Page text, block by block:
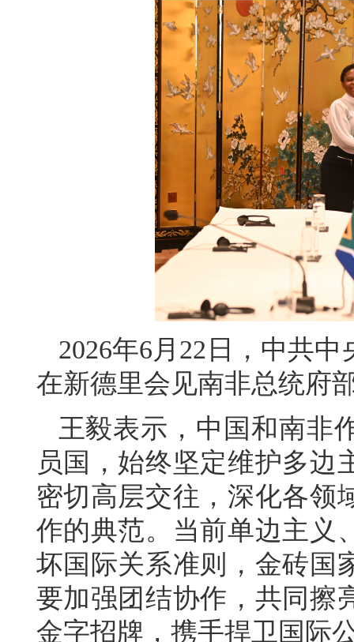
2026年6月22日，中共
在新德里会见南非总统府
王毅表示，中国和南非
员国，始终坚定维护多边
密切高层交往，深化各领
作的典范。当前单边主义
坏国际关系准则，金砖国
要加强团结协作，共同擦
金字招牌，携手捍卫国际